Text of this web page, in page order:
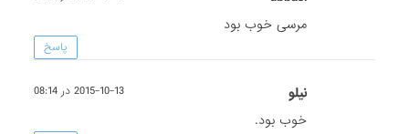
مرسی خوب بود
پاسخ
نیلو 2015-10-13 در 08:14
خوب بود.